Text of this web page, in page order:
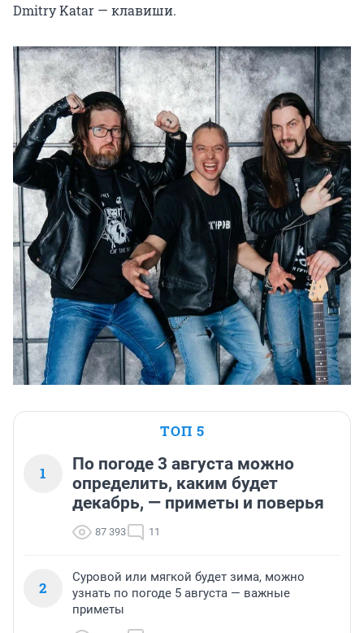
Dmitry Katar — клавиши.
ТОП 5
1
По погоде 3 августа можно
определить, каким будет
декабрь, — приметы и поверья
87 393 11
2
Суровой или мягкой будет зима, можно
узнать по погоде 5 августа — важные
приметы